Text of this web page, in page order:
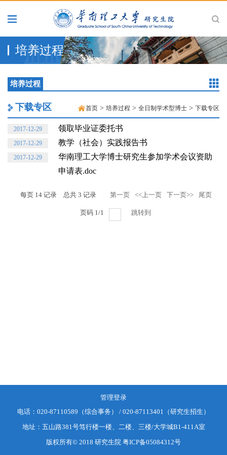
培养过程
培养过程
下载专区 首页 > 培养过程 > 全日制学术型博士 > 下载专区
2017-12-29 领取毕业证委托书
2017-12-29 教学（社会）实践报告书
2017-12-29
华南理工大学博士研究生参加学术会议资助
申请表.doc
每页 14 记录 总共 3 记录 第一页 <<上一页 下一页>> 尾页
页码 1/1 跳转到
管理登录
电话： 020-87110589（综合事务） / 020-87113401（研究生招生）
地址： 五山路381号笃行楼一楼、二楼、三楼/大学城B1-411A室
版权所有© 2018 研究生院 粤ICP备05084312号